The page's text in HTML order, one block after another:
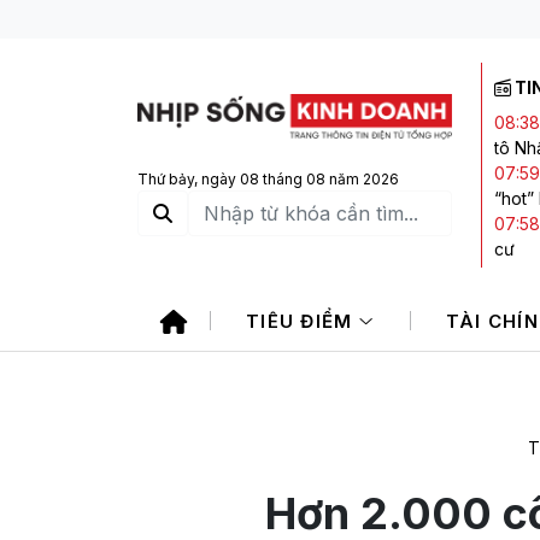
Thứ bảy, ngày 08 tháng 08 năm 2026
08:38
tô
07:59
07:58
cư
06:05
TIÊU ĐIỂM TÀI
Hơn 2.000